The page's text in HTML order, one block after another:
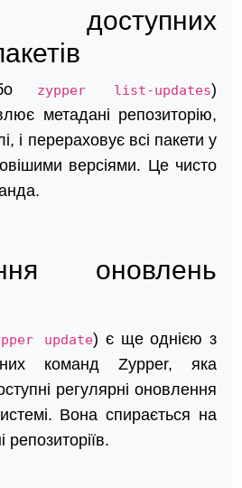
доступних
zypper list-updates)
метадані репозиторію,
і перераховує всі пакети у
версіями. Це чисто
оновлень
update) є ще однією з
команд Zypper, яка
регулярні оновлення
Вона спирається на
репозиторіїв.